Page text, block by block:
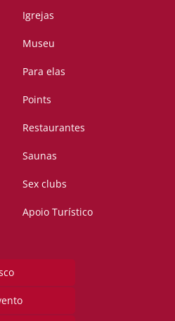
Igrejas
Museu
Para elas
Points
Restaurantes
Saunas
Sex clubs
Apoio Turístico